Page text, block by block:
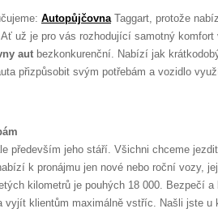
AutopůjčovnaTaggart, protože
už je pro vás rozhodující samotný komfort
aut bezkonkurenční. Nabízí jak
přizpůsobit svým potřebám a vozidlo
především jeho stáří. Všichni chceme
k pronájmu jen nové nebo roční vozy,
kilometrů je pouhých 18 000. Bezpečí
vyjít klientům maximálně vstříc. Našli jste u